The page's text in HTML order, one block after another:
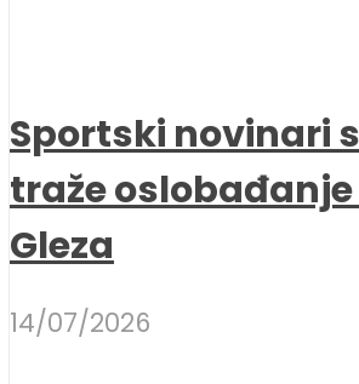
Sportski novinari
traže
Gleza
14/07/2026